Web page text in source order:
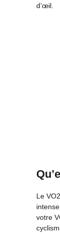
d’œil.
Le
votre